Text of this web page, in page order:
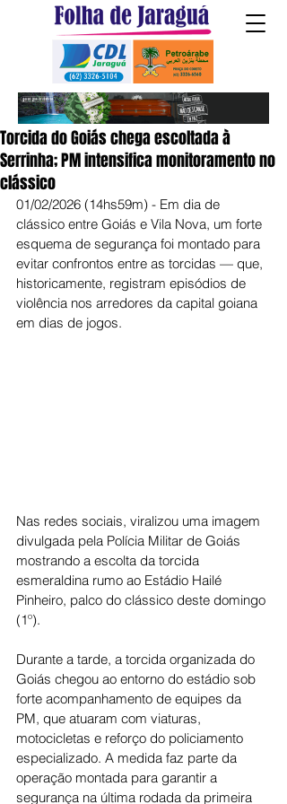
Torcida do Goiás chega escoltada à
Serrinha; PM intensifica monitoramento no
clássico
01/02/2026 (14hs59m) - Em dia de
clássico entre Goiás e Vila Nova, um forte
esquema de segurança foi montado para
evitar confrontos entre as torcidas — que,
historicamente, registram episódios de
violência nos arredores da capital goiana
em dias de jogos.
Nas redes sociais, viralizou uma imagem
divulgada pela Polícia Militar de Goiás
mostrando a escolta da torcida
esmeraldina rumo ao Estádio Hailé
Pinheiro, palco do clássico deste domingo
(1º).
Durante a tarde, a torcida organizada do
Goiás chegou ao entorno do estádio sob
forte acompanhamento de equipes da
PM, que atuaram com viaturas,
motocicletas e reforço do policiamento
especializado. A medida faz parte da
operação montada para garantir a
segurança na última rodada da primeira